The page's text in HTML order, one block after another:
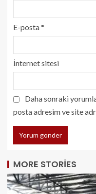
E-posta*
İnternet sitesi
Daha sonraki
posta adresim ve site
MORE STORIES